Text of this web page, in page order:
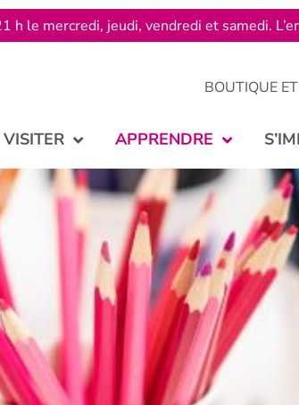
BOUTIQUE
VISITER APPRENDRE
le mercredi, jeudi, vendredi et samedi.